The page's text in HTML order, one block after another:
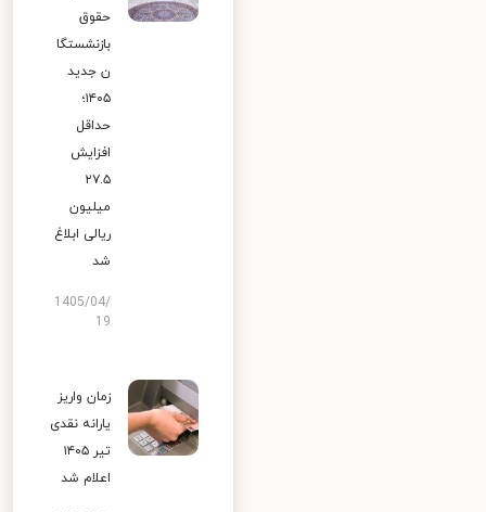
حقوق
بازنشستگا
ن جدید
۱۴۰۵؛
حداقل
افزایش
۲۷.۵
میلیون
ریالی ابلاغ
شد
1405/04/
19
زمان واریز
یارانه نقدی
تیر ۱۴۰۵
اعلام شد